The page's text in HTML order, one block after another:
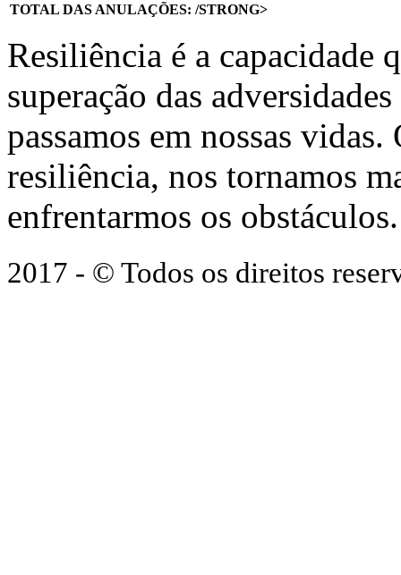
TOTAL DAS ANULAÇÕES: /STRONG>
Resiliência é a capacidade
superação das
passamos em nossas
resiliência, nos tornamos
enfrentarmos os obstáculos.
2017 - © Todos os direitos